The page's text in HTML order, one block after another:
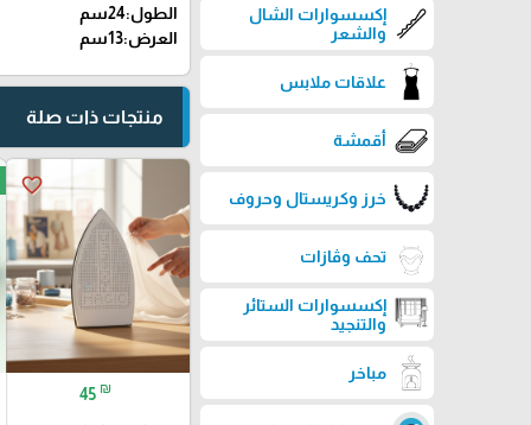
إكسسوارات الشال
والشعر
علاقات ملابس
أقمشة
خرز وكريستال وحروف
تحف وڤازات
إكسسوارات الستائر
والتنجيد
مباخر
الطول:24سم
العرض:13سم
منتجات ذات صلة
favorite_border
45 ₪